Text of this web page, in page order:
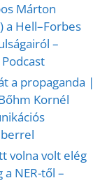
Márton
a Hell–Forbes
–
a propaganda |
Kornél
volna volt elég
a NER-től –